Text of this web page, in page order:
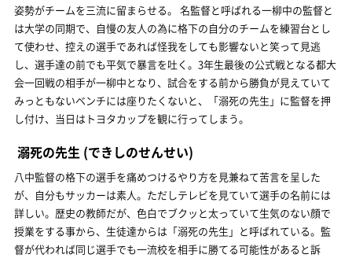
姿勢がチームを三流に留まらせる。 名監督と呼ばれる一柳中の監督と
は大学の同期で、自慢の友人の為に格下の自分のチームを練習台とし
て使わせ、控えの選手であれば怪我をしても影響ないと笑って見逃
し、選手達の前でも平気で暴言を吐く。3年生最後の公式戦となる都大
会一回戦の相手が一柳中となり、試合をする前から勝負が見えていて
みっともないベンチには座りたくないと、「溺死の先生」に監督を押
し付け、当日はトヨタカップを観に行ってしまう。
溺死の先生 (できしのせんせい)
八中監督の格下の選手を痛めつけるやり方を見兼ねて苦言を呈した
が、自分もサッカーは素人。ただしテレビを見ていて選手の名前には
詳しい。歴史の教師だが、色白でブクッと太っていて生気のない顔で
授業をする事から、生徒達からは「溺死の先生」と呼ばれている。監
督が代われば同じ選手でも一流校を相手に勝てる可能性があると訴